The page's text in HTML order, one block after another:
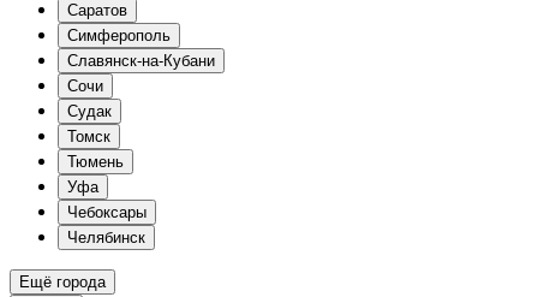
Саратов
Симферополь
Славянск-на-Кубани
Сочи
Судак
Томск
Тюмень
Уфа
Чебоксары
Челябинск
Ещё города